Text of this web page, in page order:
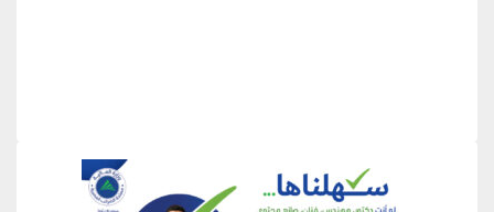
منطقة إعلانية